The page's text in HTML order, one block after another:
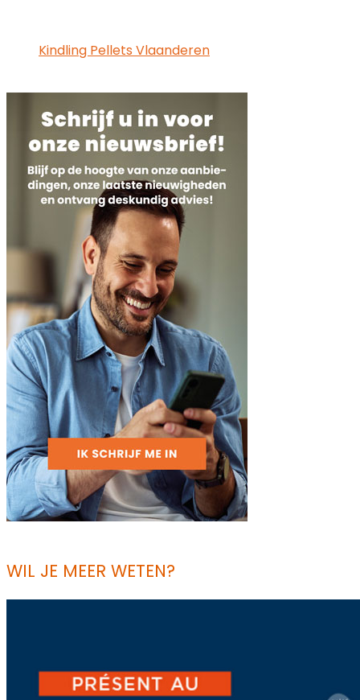
Kindling Pellets Vlaanderen
WIL JE MEER WETEN?